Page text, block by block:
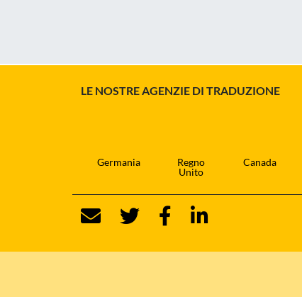
LE NOSTRE AGENZIE DI TRADUZIONE
Germania
Regno
Unito
Canada